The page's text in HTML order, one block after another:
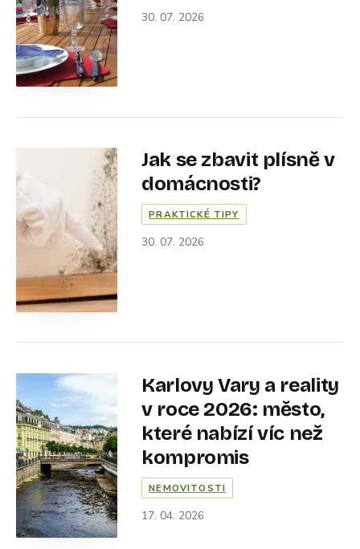
30. 07. 2026
Jak se zbavit plísně v
domácnosti?
PRAKTICKÉ TIPY
30. 07. 2026
Karlovy Vary a reality
v roce 2026: město,
které nabízí víc než
kompromis
NEMOVITOSTI
17. 04. 2026